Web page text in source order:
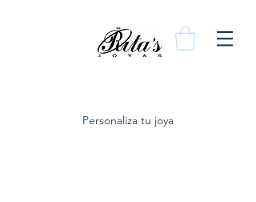
Personaliza tu joya